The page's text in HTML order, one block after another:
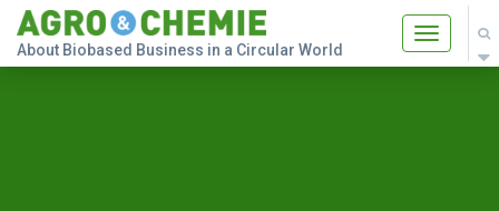
Toggle
About Biobased Business in a Circular World